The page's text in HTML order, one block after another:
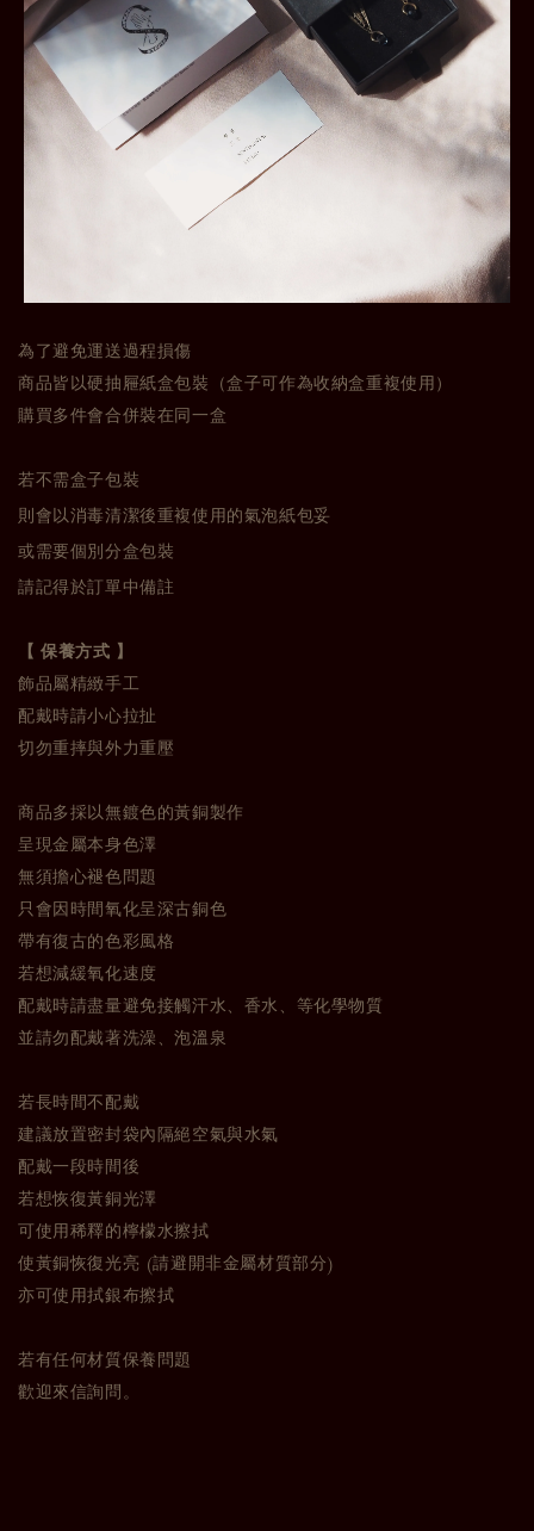
為了避免運送過程損傷
商品皆以硬抽屜紙盒包裝（盒子可作為收納盒重複使用）
購買多件會合併裝在同一盒
若不需盒子包裝
則會以消毒清潔後重複使用的氣泡紙包妥
或需要個別分盒包裝
請記得於訂單中備註
【 保養方式 】
飾品屬精緻手工
配戴時請小心拉扯
切勿重摔與外力重壓
商品多採以無鍍色的黃銅製作
呈現金屬本身色澤
無須擔心褪色問題
只會因時間氧化呈深古銅色
帶有復古的色彩風格
若想減緩氧化速度
配戴時請盡量避免接觸汗水、香水、等化學物質
並請勿配戴著洗澡、泡溫泉
若長時間不配戴
建議放置密封袋內隔絕空氣與水氣
配戴一段時間後
若想恢復黃銅光澤
可使用稀釋的檸檬水擦拭
使黃銅恢復光亮 (請避開非金屬材質部分)
亦可使用拭銀布擦拭
若有任何材質保養問題
歡迎來信詢問。